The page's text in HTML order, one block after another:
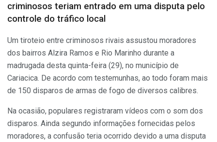
criminosos teriam entrado em uma disputa pelo
controle do tráfico local
Um tiroteio entre criminosos rivais assustou moradores
dos bairros Alzira Ramos e Rio Marinho durante a
madrugada desta quinta-feira (29), no município de
Cariacica. De acordo com testemunhas, ao todo foram mais
de 150 disparos de armas de fogo de diversos calibres.
Na ocasião, populares registraram vídeos com o som dos
disparos. Ainda segundo informações fornecidas pelos
moradores, a confusão teria ocorrido devido a uma disputa